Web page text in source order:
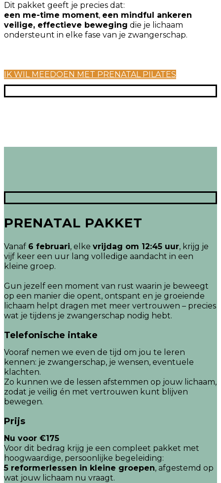
Dit pakket geeft je precies dat:
een me-time moment, een mindful ankeren
veilige, effectieve beweging die je lichaam
ondersteunt in elke fase van je zwangerschap.
IK WIL MEEDOEN MET PRENATAL PILATES
PRENATAL PAKKET
Vanaf 6 februari, elke vrijdag om 12:45 uur, krijg je
vijf keer een uur lang volledige aandacht in een
kleine groep.
Gun jezelf een moment van rust waarin je beweegt
op een manier die opent, ontspant en je groeiende
lichaam helpt dragen met meer vertrouwen – precies
wat je tijdens je zwangerschap nodig hebt.
Telefonische intake
Vooraf nemen we even de tijd om jou te leren
kennen: je zwangerschap, je wensen, eventuele
klachten.
Zo kunnen we de lessen afstemmen op jouw lichaam,
zodat je veilig én met vertrouwen kunt blijven
bewegen.
Prijs
Nu voor €175
Voor dit bedrag krijg je een compleet pakket met
hoogwaardige, persoonlijke begeleiding:
5 reformerlessen in kleine groepen, afgestemd op
wat jouw lichaam nu vraagt.